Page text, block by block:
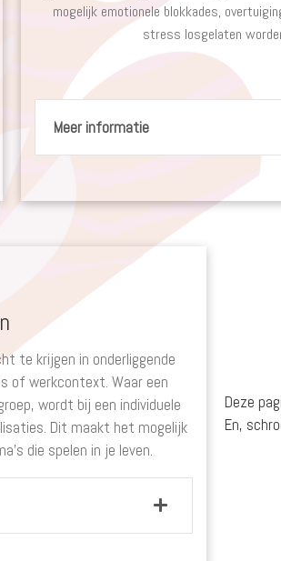
mogelijk emotionele blokkades,
stress losgelaten
Meer informatie
te krijgen in onderliggende
of werkcontext. Waar een
wordt bij een individuele
Dit maakt het mogelijk
die spelen in je leven.
Deze
En,